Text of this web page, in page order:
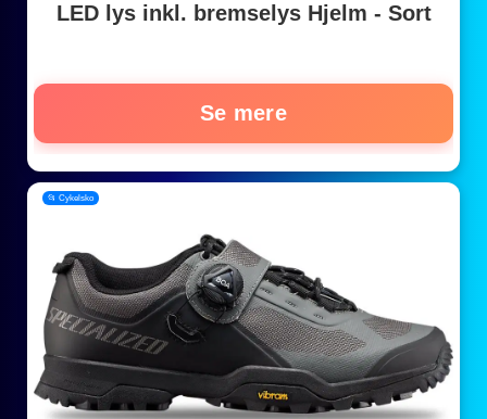
LED lys inkl. bremselys Hjelm - Sort
Se mere
📂 Cykelsko